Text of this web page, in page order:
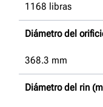
1168 libras
Diámetro del
368.3 mm
Diámetro del rin